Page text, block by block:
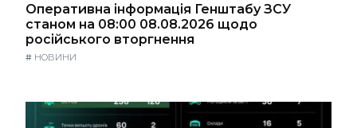
Оперативна інформація Генштабу ЗСУ
станом на 08:00 08.08.2026 щодо
російського вторгнення
# НОВИНИ